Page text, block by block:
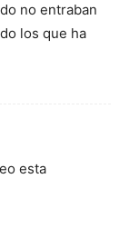
no entraban
los que ha
esta